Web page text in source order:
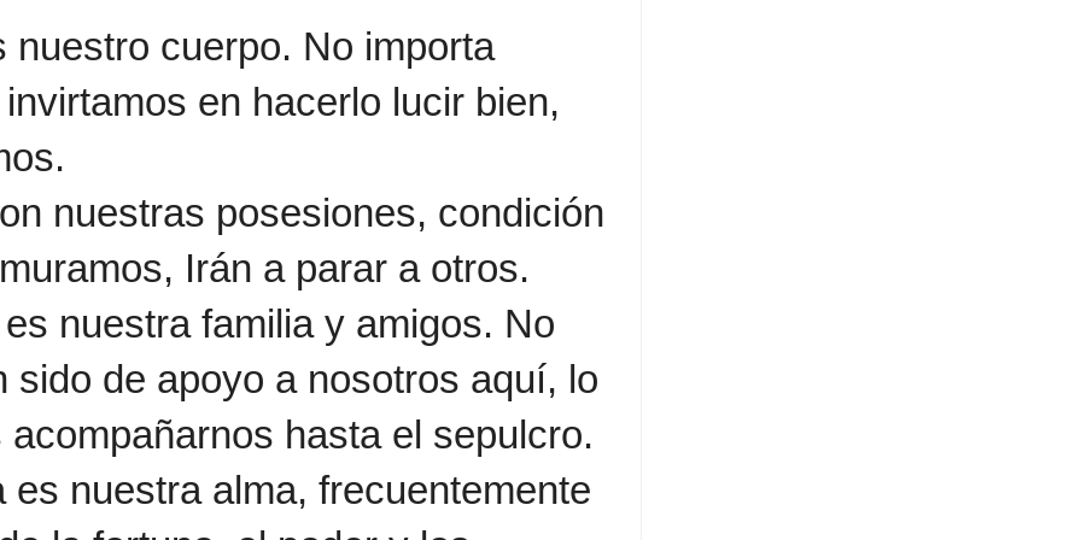
cuerpo. No importa
en hacerlo lucir bien,
nuestras posesiones, condición
Irán a parar a otros.
nuestra familia y amigos. No
sido de apoyo a nosotros aquí, lo
hasta el sepulcro.
nuestra alma, frecuentemente